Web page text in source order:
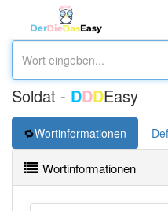
Soldat - DDDEasy
Wortinformationen
Wortinformationen